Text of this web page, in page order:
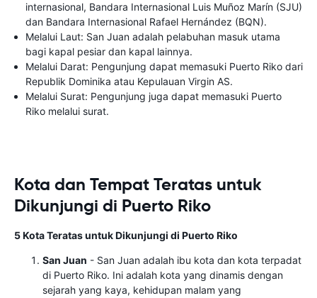
internasional, Bandara Internasional Luis Muñoz Marín (SJU)
dan Bandara Internasional Rafael Hernández (BQN).
Melalui Laut: San Juan adalah pelabuhan masuk utama
bagi kapal pesiar dan kapal lainnya.
Melalui Darat: Pengunjung dapat memasuki Puerto Riko dari
Republik Dominika atau Kepulauan Virgin AS.
Melalui Surat: Pengunjung juga dapat memasuki Puerto
Riko melalui surat.
Kota dan Tempat Teratas untuk
Dikunjungi di Puerto Riko
5 Kota Teratas untuk Dikunjungi di Puerto Riko
San Juan - San Juan adalah ibu kota dan kota terpadat
di Puerto Riko. Ini adalah kota yang dinamis dengan
sejarah yang kaya, kehidupan malam yang